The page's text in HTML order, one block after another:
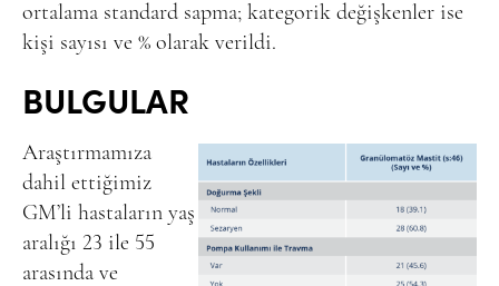
ortalama standard sapma; kategorik değişkenler ise
kişi sayısı ve % olarak verildi.
BULGULAR
Araştırmamıza
dahil ettiğimiz
GM’li hastaların yaş
aralığı 23 ile 55
arasında ve